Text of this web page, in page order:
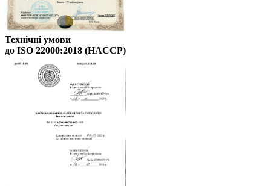
Технічні умови
до ISO 22000:2018 (HACCP)